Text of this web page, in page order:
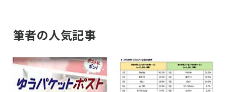
筆者の人気記事